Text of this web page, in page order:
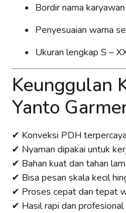
Bordir nama karyawan
Penyesuaian warna
Ukuran lengkap S –
Keunggulan
Yanto
✔ Konveksi PDH
✔ Nyaman dipakai untuk
✔ Bahan kuat dan tahan
✔ Bisa pesan skala kecil
✔ Proses cepat dan tepat
✔ Hasil rapi dan profesional